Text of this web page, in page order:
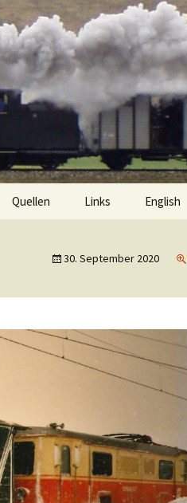
Quellen Links English
30. September 2020